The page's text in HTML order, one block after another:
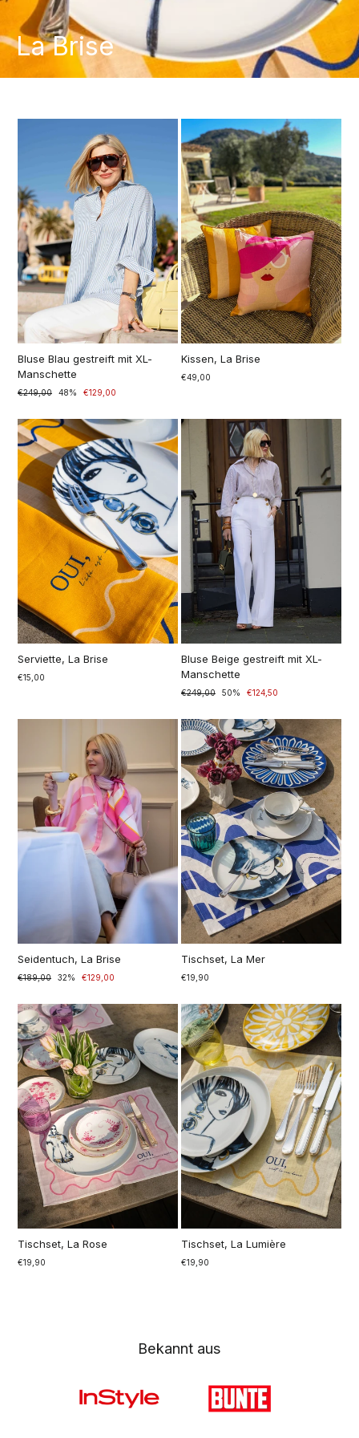
La Brise
Bluse Blau gestreift mit XL-
Manschette
Prezzo
€249,00
Prezzo
48% €129,00
Kissen, La Brise
€49,00
Serviette, La Brise
€15,00
Bluse Beige gestreift mit XL-
Manschette
Prezzo
€249,00
Prezzo
50% €124,50
Seidentuch, La Brise
Prezzo
€189,00
Prezzo
32% €129,00
Tischset, La Mer
€19,90
Tischset, La Rose
€19,90
Tischset, La Lumière
€19,90
Bekannt aus